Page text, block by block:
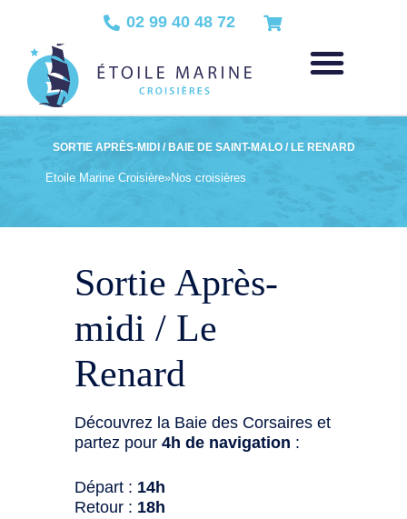
02 99 40 48 72
SORTIE APRÈS-MIDI / BAIE DE SAINT-MALO / LE RENARD
Etoile Marine Croisière»Nos croisières
Sortie Après-
midi / Le
Renard
Découvrez la Baie des Corsaires et
partez pour4h de navigation :
Départ : 14h
Retour : 18h